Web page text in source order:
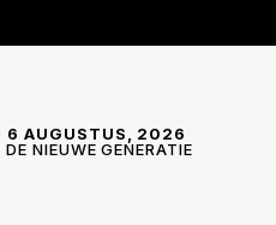
6 AUGUSTUS, 2026
NIEUWE GENERATIE